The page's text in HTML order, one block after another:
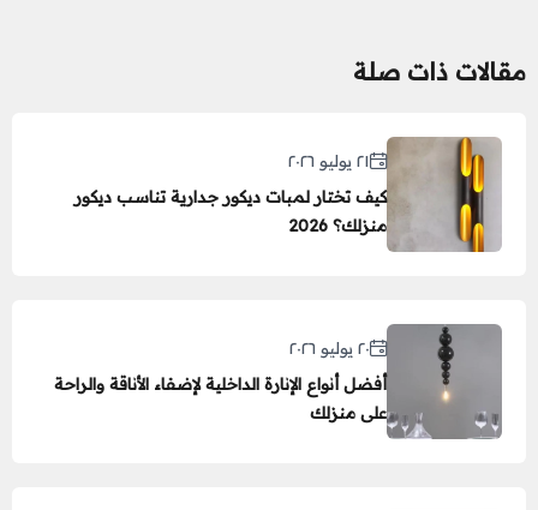
مقالات ذات صلة
٢١ يوليو ٢٠٢٦
كيف تختار لمبات ديكور جدارية تناسب ديكور
منزلك؟ 2026
٢٠ يوليو ٢٠٢٦
أفضل أنواع الإنارة الداخلية لإضفاء الأناقة والراحة
على منزلك